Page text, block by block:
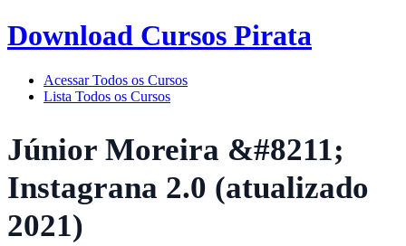
Download Cursos Pirata
Acessar Todos os Cursos
Lista Todos os Cursos
Júnior Moreira &#8211;
Instagrana 2.0 (atualizado
2021)